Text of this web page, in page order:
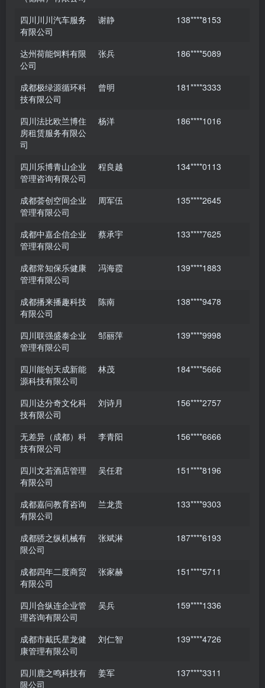
四川川川汽车服务
有限公司
谢静 138****8153
达州荷能饲料有限
公司
张兵 186****5089
成都极绿源循环科
技有限公司
曾明 181****3333
四川法比欧兰博住
房租赁服务有限公
司
杨洋 186****1016
四川乐博青山企业
管理咨询有限公司
程良越 134****0113
成都荟创空间企业
管理有限公司
周军伍 135****2645
成都中嘉企信企业
管理有限公司
蔡承宇 133****7625
成都常知保乐健康
管理有限公司
冯海霞 139****1883
成都播来播趣科技
有限公司
陈南 138****9478
四川联强盛泰企业
管理有限公司
邹丽萍 139****9998
四川能创天成新能
源科技有限公司
林茂 184****5666
四川达分奇文化科
技有限公司
刘诗月 156****2757
无差异（成都）科
技有限公司
李青阳 156****6666
四川文若酒店管理
有限公司
吴任君 151****8196
成都嘉问教育咨询
有限公司
兰龙贵 133****9303
成都骄之纵机械有
限公司
张斌淋 187****6193
成都四年二度商贸
有限公司
张家赫 151****5711
四川合纵连企业管
理咨询有限公司
吴兵 159****1336
成都市戴氏星龙健
康管理有限公司
刘仁智 139****4726
四川鹿之鸣科技有
限公司
姜军 137****3311